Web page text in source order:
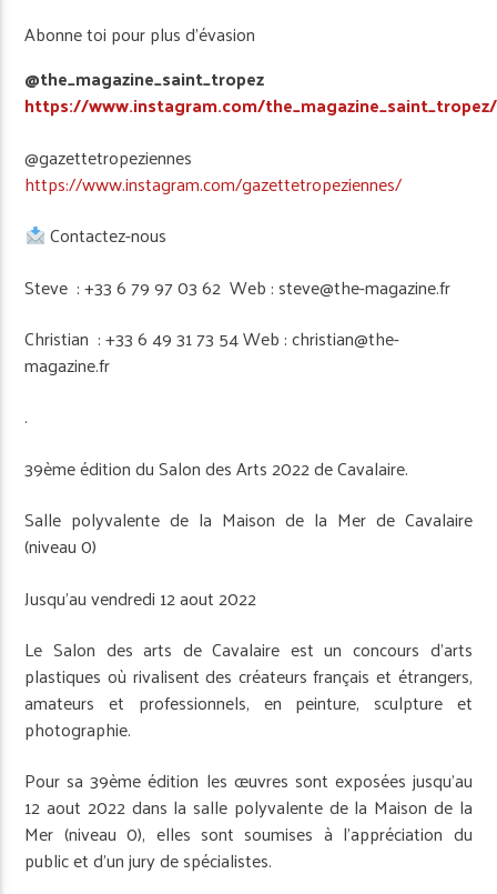
Abonne toi pour plus d’évasion
@the_magazine_saint_tropez
https://www.instagram.com/the_magazine_saint_tropez/
@gazettetropeziennes
https://www.instagram.com/gazettetropeziennes/
Contactez-nous
Steve : +33 6 79 97 03 62 Web : steve@the-magazine.fr
Christian : +33 6 49 31 73 54 Web : christian@the-
magazine.fr
.
39ème édition du Salon des Arts 2022 de Cavalaire.
Salle polyvalente de la Maison de la Mer de Cavalaire
(niveau 0)
Jusqu’au vendredi 12 aout 2022
Le Salon des arts de Cavalaire est un concours d’arts
plastiques où rivalisent des créateurs français et étrangers,
amateurs et professionnels, en peinture, sculpture et
photographie.
Pour sa 39ème édition les œuvres sont exposées jusqu’au
12 aout 2022 dans la salle polyvalente de la Maison de la
Mer (niveau 0), elles sont soumises à l’appréciation du
public et d’un jury de spécialistes.